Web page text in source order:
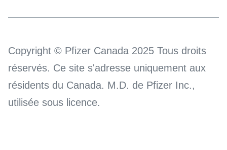
Copyright © Pfizer Canada 2025 Tous droits
réservés. Ce site s'adresse uniquement aux
résidents du Canada. M.D. de Pfizer Inc.,
utilisée sous licence.